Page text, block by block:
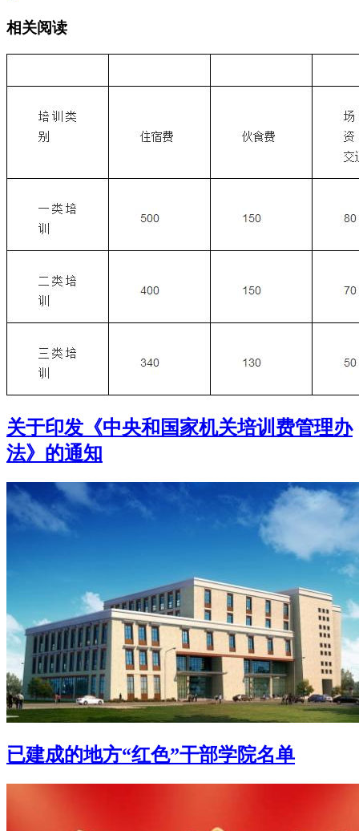
相关阅读
关于印发《中央和国家机关培训费管理办
法》的通知
已建成的地方“红色”干部学院名单